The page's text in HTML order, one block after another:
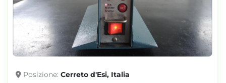
TONNELLAGGIO
Posizione Cerreto d'Esi, Italia